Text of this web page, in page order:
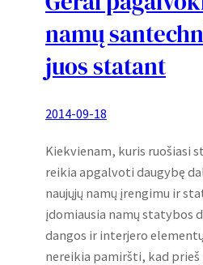
namų
juos statant
2014-09-18
Kiekvienam, kuris ruošiasi
reikia apgalvoti daugybę
naujųjų namų įrengimu ir
įdomiausia namų statybos
dangos ir interjero
nereikia pamiršti, kad